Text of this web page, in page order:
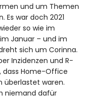
und um Themen
Es war doch 2021
so wie im
Januar – und im
sich um Corinna.
Inzidenzen und R-
dass Home-Office
überlastet waren.
niemand dafür